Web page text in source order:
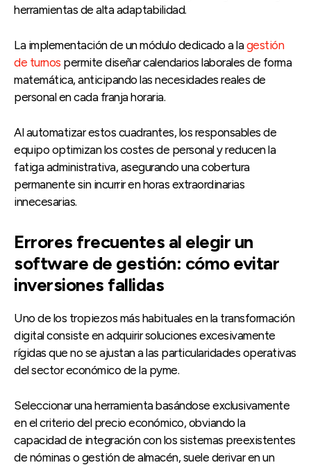
herramientas de alta adaptabilidad.
La implementación de un módulo dedicado a lagestión
de turnos permite diseñar calendarios laborales de forma
matemática, anticipando las necesidades reales de
personal en cada franja horaria.
Al automatizar estos cuadrantes, los responsables de
equipo optimizan los costes de personal y reducen la
fatiga administrativa, asegurando una cobertura
permanente sin incurrir en horas extraordinarias
innecesarias.
Errores frecuentes al elegir un
software de gestión: cómo evitar
inversiones fallidas
Uno de los tropiezos más habituales en la transformación
digital consiste en adquirir soluciones excesivamente
rígidas que no se ajustan a las particularidades operativas
del sector económico de la pyme.
Seleccionar una herramienta basándose exclusivamente
en el criterio del precio económico, obviando la
capacidad de integración con los sistemas preexistentes
de nóminas o gestión de almacén, suele derivar en un